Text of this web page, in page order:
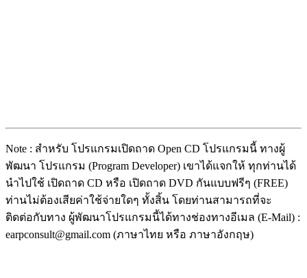
Note : สำหรับ โปรแกรมเปิดถาด Open CD โปรแกรมนี้ ทางผู้
พัฒนา โปรแกรม (Program Developer) เขาได้แจกให้ ทุกท่านได้
นำไปใช้ เปิดถาด CD หรือ เปิดถาด DVD กันแบบฟรีๆ (FREE)
ท่านไม่ต้องเสียค่าใช้จ่ายใดๆ ทั้งสิ้น โดยท่านสามารถที่จะ
ติดต่อกับทาง ผู้พัฒนาโปรแกรมนี้ได้ทางช่องทางอีเมล (E-Mail) :
earpconsult@gmail.com (ภาษาไทย หรือ ภาษาอังกฤษ)